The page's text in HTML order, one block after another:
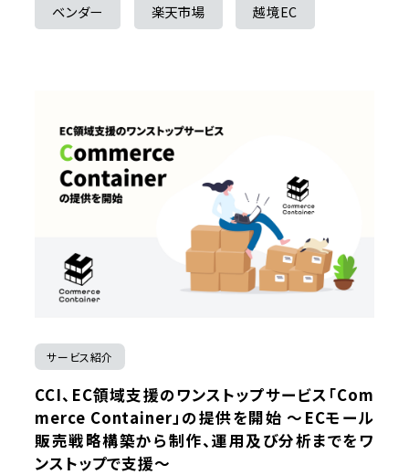
ベンダー 楽天市場 越境EC
サービス紹介
CCI、EC領域支援のワンストップサービス「Com
merce Container」の提供を開始 ～ECモール
販売戦略構築から制作、運用及び分析までをワ
ンストップで支援～